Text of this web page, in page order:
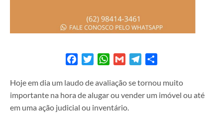
FacebookTwitterWhatsApp
Gmail Telegram
Hoje em dia um laudo de avaliação se tornou muito
importante na hora de alugar ou vender um imóvel ou até
em uma ação judicial ou inventário.